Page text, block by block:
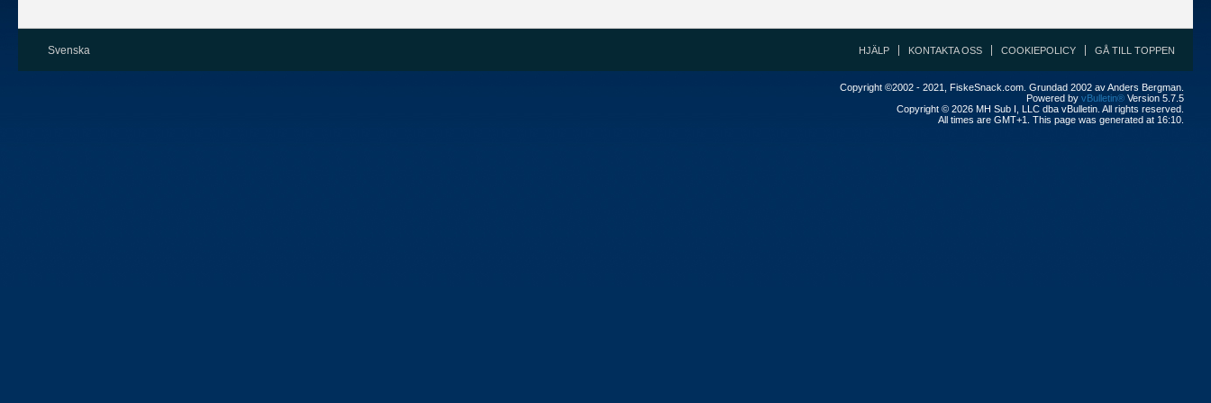
Svenska HJÄLP KONTAKTA OSS COOKIEPOLICY GÅ TILL TOPPEN
Copyright ©2002 - 2021, FiskeSnack.com. Grundad 2002 av Anders Bergman.
Powered by vBulletin® Version 5.7.5
Copyright © 2026 MH Sub I, LLC dba vBulletin. All rights reserved.
All times are GMT+1. This page was generated at 16:10.